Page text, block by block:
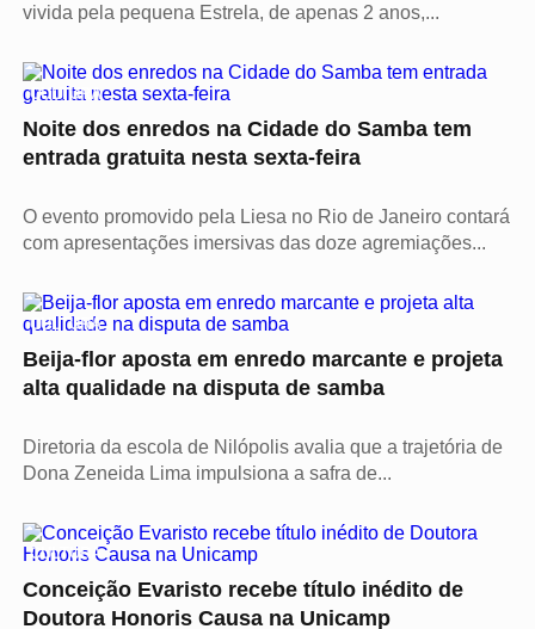
vivida pela pequena Estrela, de apenas 2 anos,...
CULTURA
Noite dos enredos na Cidade do Samba tem
entrada gratuita nesta sexta-feira
O evento promovido pela Liesa no Rio de Janeiro contará
com apresentações imersivas das doze agremiações...
CULTURA
Beija-flor aposta em enredo marcante e projeta
alta qualidade na disputa de samba
Diretoria da escola de Nilópolis avalia que a trajetória de
Dona Zeneida Lima impulsiona a safra de...
CULTURA
Conceição Evaristo recebe título inédito de
Doutora Honoris Causa na Unicamp